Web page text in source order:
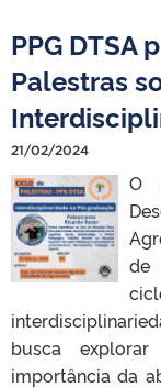
PPG DTSA
Palestras
21/02/2024
O
de
busca
importância da